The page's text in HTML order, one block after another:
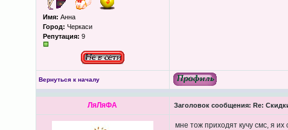
Имя: Анна
Город: Черкаси
Репутация: 9
Вернуться к началу
ЛяЛяФА Заголовок сообщения: Re:
мне тож приходят кучу смс, я